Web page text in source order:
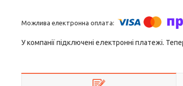
У компанії підключені електронні платежі.